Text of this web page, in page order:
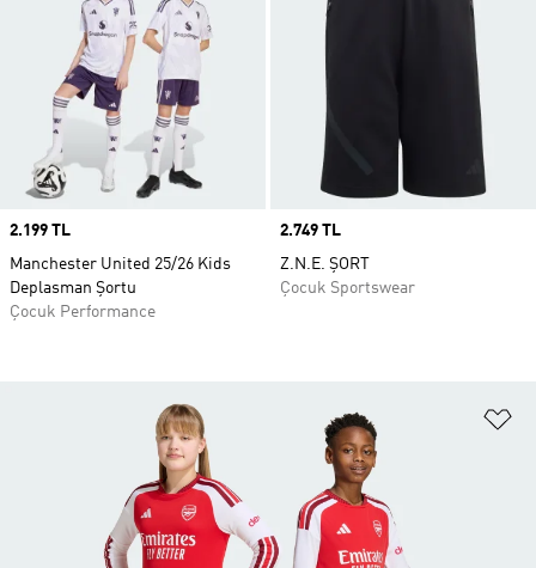
Price
2.199 TL
Manchester United 25/26 Kids
Deplasman Şortu
Çocuk Performance
Price
2.749 TL
Z.N.E. ŞORT
Çocuk Sportswear